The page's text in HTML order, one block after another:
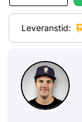
Leveranstid: